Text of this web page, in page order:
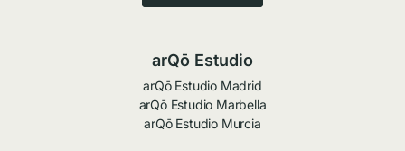
arQō Estudio
arQō Estudio Madrid
arQō Estudio Marbella
arQō Estudio Murcia